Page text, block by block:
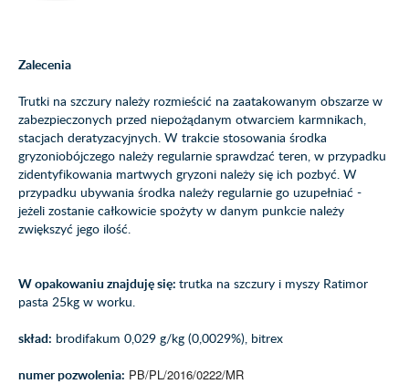
Zalecenia
Trutki na szczury należy rozmieścić na zaatakowanym obszarze w
zabezpieczonych przed niepożądanym otwarciem karmnikach,
stacjach deratyzacyjnych. W trakcie stosowania środka
gryzoniobójczego należy regularnie sprawdzać teren, w przypadku
zidentyfikowania martwych gryzoni należy się ich pozbyć. W
przypadku ubywania środka należy regularnie go uzupełniać -
jeżeli zostanie całkowicie spożyty w danym punkcie należy
zwiększyć jego ilość.
W opakowaniu znajduję się: trutka na szczury i myszy Ratimor
pasta 25kg w worku.
skład: brodifakum 0,029 g/kg (0,0029%), bitrex
numer pozwolenia: PB/PL/2016/0222/MR